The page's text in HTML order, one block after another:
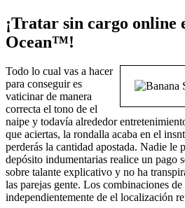
¡Tratar sin cargo online
Ocean™!
Todo lo cual vas a hacer
para conseguir es
vaticinar de manera
correcta el tono de el
naipe y todavía alrededor
que aciertas, la rondalla acaba en el
perderás la cantidad apostada. Nadie le
depósito indumentarias realice un pago
sobre talante explicativo y no ha
las parejas gente. Los combinaciones de
independientemente de el localización